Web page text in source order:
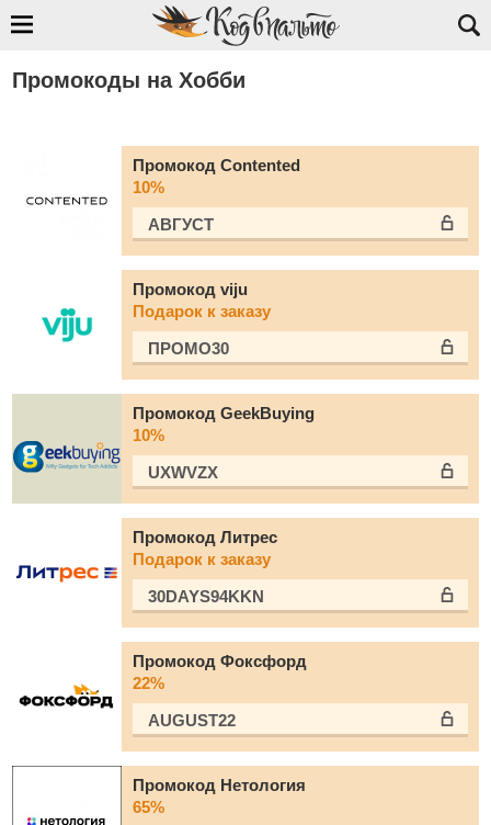
Промокоды на Хобби
Промокод Contented
10%
АВГУСТ
Промокод viju
Подарок к заказу
ПРОМО30
Промокод GeekBuying
10%
UXWVZX
Промокод Литрес
Подарок к заказу
30DAYS94KKN
Промокод Фоксфорд
22%
AUGUST22
Промокод Нетология
65%